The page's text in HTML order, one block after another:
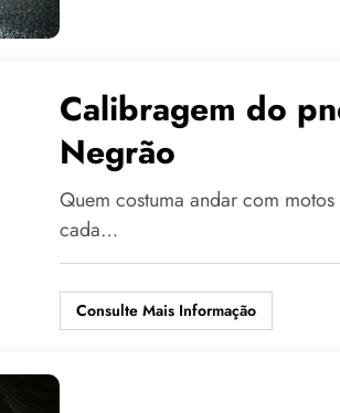
Calibragem do
Negrão
Quem costuma andar com
cada…
Consulte Mais Informação